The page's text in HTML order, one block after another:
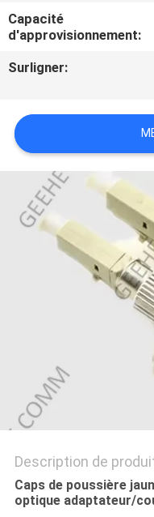
CAS
DU
SITE
PRIVACY
POLICY
Capacité
d'approvisionnement:
Surligner:
Description de
Caps de poussière
optique adaptateur/